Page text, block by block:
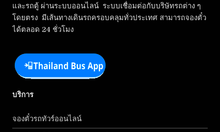
และรถตู้ ผ่านระบบออนไลน์ ระบบเชื่อมต่อกับบริษัทรถต่าง ๆ
โดยตรง มีเส้นทางเดินรถครอบคลุมทั่วประเทศ สามารถจองตั๋ว
ได้ตลอด 24 ชั่วโมง
บริการ
จองตั๋วรถทัวร์ออนไลน์